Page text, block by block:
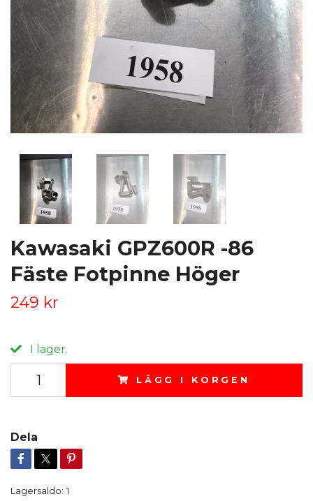
Kawasaki GPZ600R -86
Fäste Fotpinne Höger
249 kr
I lager.
LÄGG I KORGEN
Dela
Lagersaldo: 1